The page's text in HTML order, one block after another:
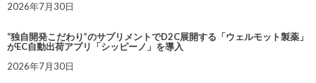
2026年7月30日
“独自開発こだわり”のサプリメントでD2C展開する「ウェルモット製薬」
がEC自動出荷アプリ「シッピーノ」を導入
2026年7月30日